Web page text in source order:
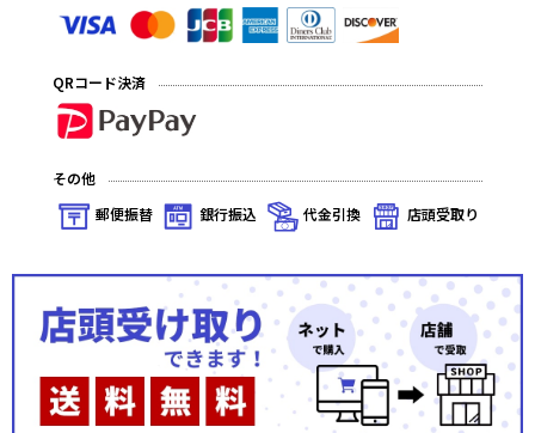
QRコード決済
その他
郵便振替
銀行振込 代金引換 店頭受取り